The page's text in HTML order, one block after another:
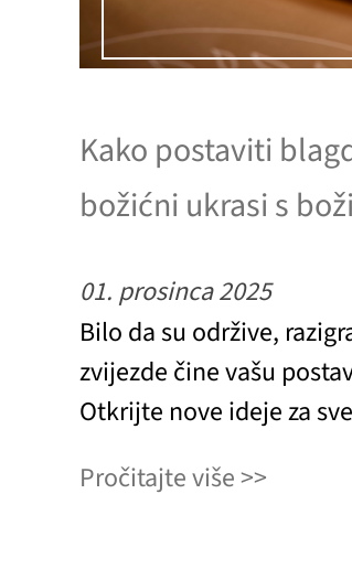
Kako postaviti
božićni ukrasi s
01. prosinca 2025
Bilo da su održive,
zvijezde čine vašu
Otkrijte nove ideje za
Pročitajte više